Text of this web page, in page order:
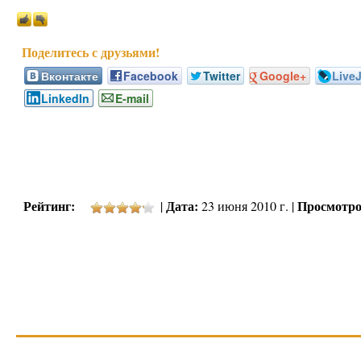
Вконтакте Facebook Twitter Google+
LinkedIn
E-mail
Рейтинг: |Дата: 23 июня 2010 г. |